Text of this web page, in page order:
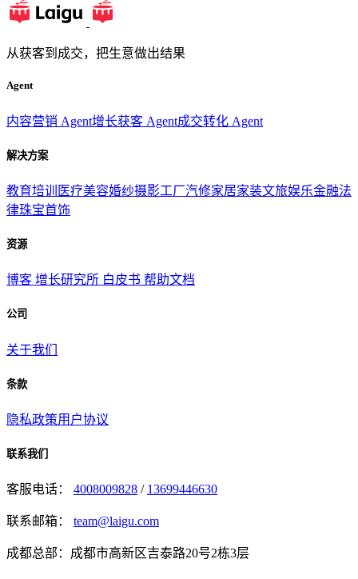
从获客到成交，把生意做出结果
Agent
内容营销 Agent增长获客 Agent成交转化 Agent
解决方案
教育培训 医疗美容婚纱摄影工厂汽修家居家装文旅娱乐金融法
律珠宝首饰
资源
博客 增长研究所 白皮书 帮助文档
公司
关于我们
条款
隐私政策用户协议
联系我们
客服电话： 4008009828 / 13699446630
联系邮箱： team@laigu.com
成都总部：成都市高新区吉泰路20号2栋3层